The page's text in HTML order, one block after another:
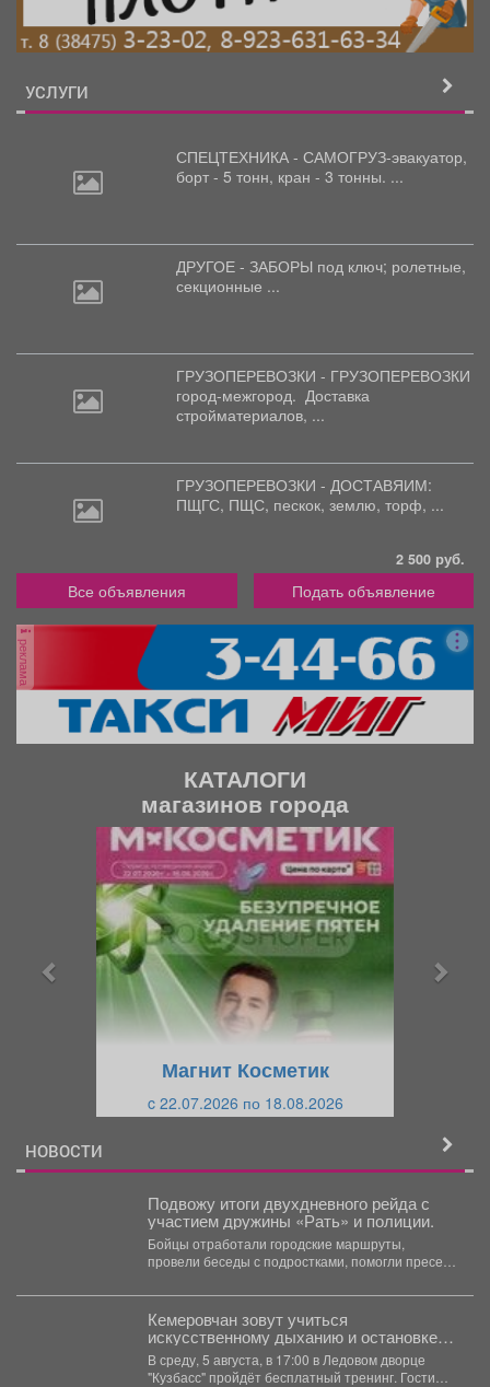
УСЛУГИ
СПЕЦТЕХНИКА - САМОГРУЗ-эвакуатор,
борт - 5 тонн, кран - 3 тонны. ...
ДРУГОЕ - ЗАБОРЫ под ключ; ролетные,
секционные ...
ГРУЗОПЕРЕВОЗКИ - ГРУЗОПЕРЕВОЗКИ
город-межгород. Доставка
стройматериалов, ...
ГРУЗОПЕРЕВОЗКИ - ДОСТАВЯИМ:
ПЩГС, ПЩС, пескок, землю, торф, ...
2 500 руб.
Все объявления Подать объявление
реклама
КАТАЛОГИ
магазинов города
Магнит Косметик
c 22.07.2026 по 18.08.2026
НОВОСТИ
Подвожу итоги двухдневного рейда с
участием дружины «Рать» и полиции.
Бойцы отработали городские маршруты,
провели беседы с подростками, помогли пресечь
показало высокую...
Кемеровчан зовут учиться
искусственному дыханию и остановке
кровотечения
В среду, 5 августа, в 17:00 в Ледовом дворце
"Кузбасс" пройдёт бесплатный тренинг. Гости